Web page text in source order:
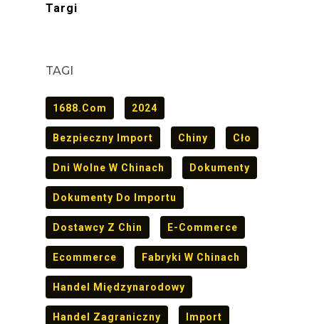
Targi
TAGI
1688.com 2024
Bezpieczny Import Chiny Cło
Dni Wolne W Chinach Dokumenty
Dokumenty Do Importu
Dostawcy Z Chin E-Commerce
Ecommerce Fabryki W Chinach
Handel Międzynarodowy
Handel Zagraniczny Import